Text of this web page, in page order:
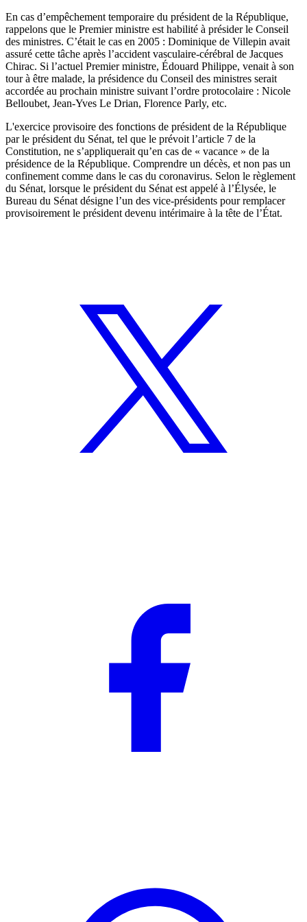
En cas d’empêchement temporaire du président de la République,
rappelons que le Premier ministre est habilité à présider le Conseil
des ministres. C’était le cas en 2005 : Dominique de Villepin avait
assuré cette tâche après l’accident vasculaire-cérébral de Jacques
Chirac. Si l’actuel Premier ministre, Édouard Philippe, venait à son
tour à être malade, la présidence du Conseil des ministres serait
accordée au prochain ministre suivant l’ordre protocolaire : Nicole
Belloubet, Jean-Yves Le Drian, Florence Parly, etc.
L'exercice provisoire des fonctions de président de la République
par le président du Sénat, tel que le prévoit l’article 7 de la
Constitution, ne s’appliquerait qu’en cas de « vacance » de la
présidence de la République. Comprendre un décès, et non pas un
confinement comme dans le cas du coronavirus. Selon le règlement
du Sénat, lorsque le président du Sénat est appelé à l’Élysée, le
Bureau du Sénat désigne l’un des vice-présidents pour remplacer
provisoirement le président devenu intérimaire à la tête de l’État.